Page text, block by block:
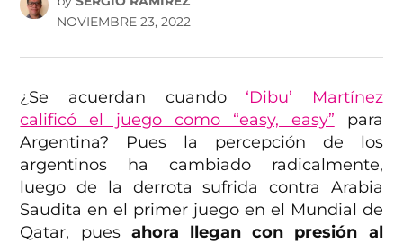
NOVIEMBRE 23, 2022
¿Se acuerdan cuando‘Dibu’ Martínez
calificó el juego como “easy, easy” para
Argentina? Pues la percepción de los
argentinos ha cambiado radicalmente,
luego de la derrota sufrida contra Arabia
Saudita en el primer juego en el Mundial de
Qatar, pues ahora llegan con presión al